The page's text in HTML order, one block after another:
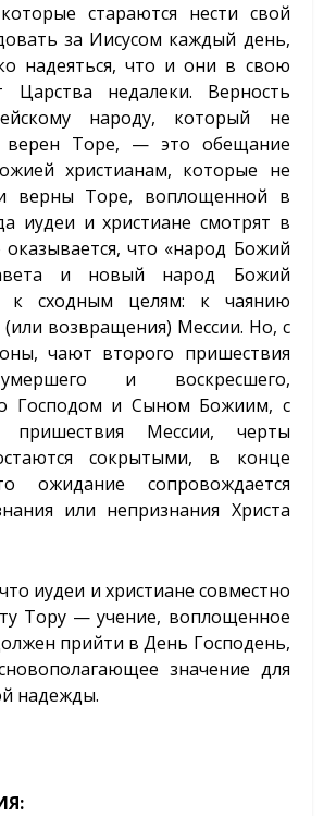
стараются нести свой
за Иисусом каждый день,
надеяться, что и они в свою
Царства недалеки. Верность
народу, который не
верен Торе, — это обещание
христианам, которые не
верны Торе, воплощенной в
иудеи и христиане смотрят в
что «народ Божий
и новый народ Божий
к сходным целям: к чаянию
возвращения) Мессии. Но, с
чают второго пришествия
и воскресшего,
Господом и Сыном Божиим, с
Мессии, черты
сокрытыми, в конце
ожидание сопровождается
или непризнания Христа
иудеи и христиане совместно
Тору — учение, воплощенное
прийти в День Господень,
значение для
надежды.